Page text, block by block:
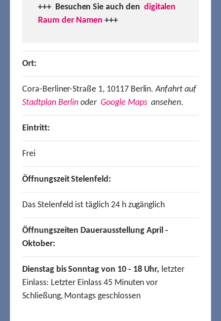
+++ Besuchen Sie auch den digitalen
Raum der Namen +++
Ort:
Cora-Berliner-Straße 1, 10117 Berlin.Anfahrt auf
Stadtplan Berlin oder Google Mapsansehen.
Eintritt:
Frei
Öffnungszeit Stelenfeld:
Das Stelenfeld ist täglich 24 h zugänglich
Öffnungszeiten Dauerausstellung April -
Oktober:
Dienstag bis Sonntag von 10 - 18 Uhr, letzter
Einlass: Letzter Einlass 45 Minuten vor
Schließung, Montags geschlossen